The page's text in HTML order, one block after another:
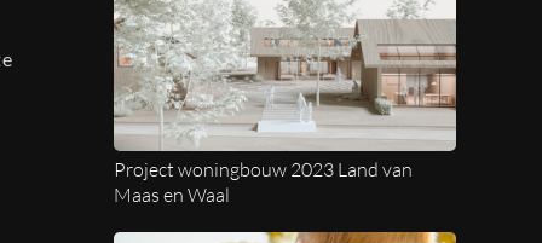
Project woningbouw 2023 Land van
Maas en Waal